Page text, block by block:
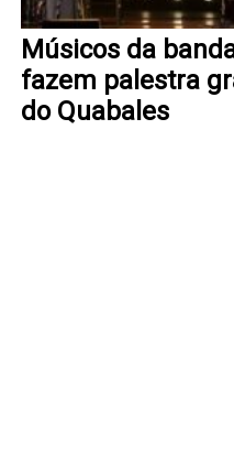
Músicos da
fazem palestra
do Quabales